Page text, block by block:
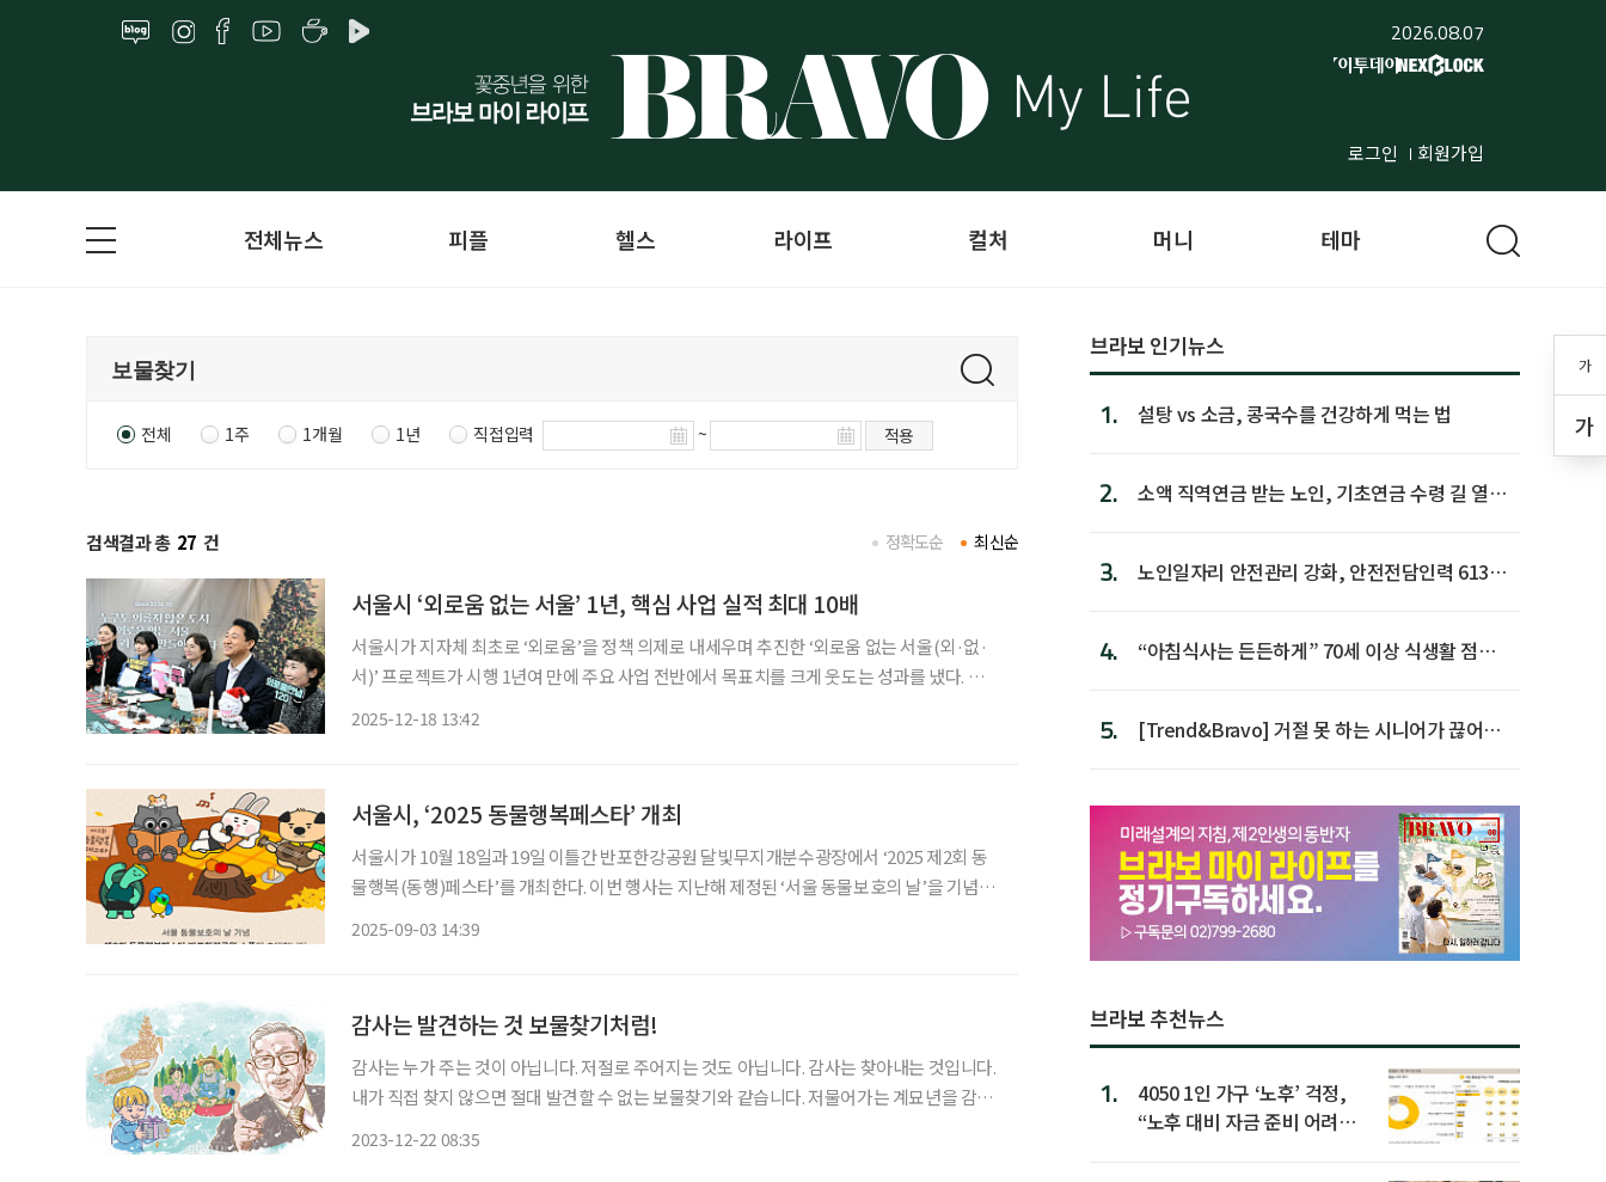
2026.08.07
로그인 회원가입
가
가
전체뉴스 피플 헬스 라이프 컬처 머니 테마
전체 1주 1개월 1년 직접입력 ~ 적용
검색결과 총 27 건 최신순
정확도순
서울시 ‘외로움 없는 서울’ 1년, 핵심 사업 실적 최대 10배
서울시가 지자체 최초로 ‘외로움’을 정책 의제로 내세우며 추진한 ‘외로움 없는 서울(외·없·
서)’ 프로젝트가 시행 1년여 만에 주요 사업 전반에서 목표치를 크게 웃도는 성과를 냈다. 관련
2025-12-18 13:42
서울시, ‘2025 동물행복페스타’ 개최
서울시가 10월 18일과 19일 이틀간 반포한강공원 달빛무지개분수광장에서 ‘2025 제2회 동
물행복(동행)페스타’를 개최한다. 이번 행사는 지난해 제정된 ‘서울 동물보호의 날’을 기념하
2025-09-03 14:39
감사는 발견하는 것 보물찾기처럼!
감사는 누가 주는 것이 아닙니다. 저절로 주어지는 것도 아닙니다. 감사는 찾아내는 것입니다.
내가 직접 찾지 않으면 절대 발견할 수 없는 보물찾기와 같습니다. 저물어가는 계묘년을 감사
2023-12-22 08:35
브라보 인기뉴스
1. 설탕 vs 소금, 콩국수를 건강하게 먹는 법
2.
소액 직역연금 받는 노인, 기초연금 수령 길 열린
3.
노인일자리 안전관리 강화, 안전전담인력 613명
4.
“아침식사는 든든하게” 70세 이상 식생활 점수
5.
[Trend&Bravo] 거절 못 하는 시니어가 끊어야
브라보 추천뉴스
1.
4050 1인 가구 ‘노후’ 걱정,
“노후 대비 자금 준비 어려